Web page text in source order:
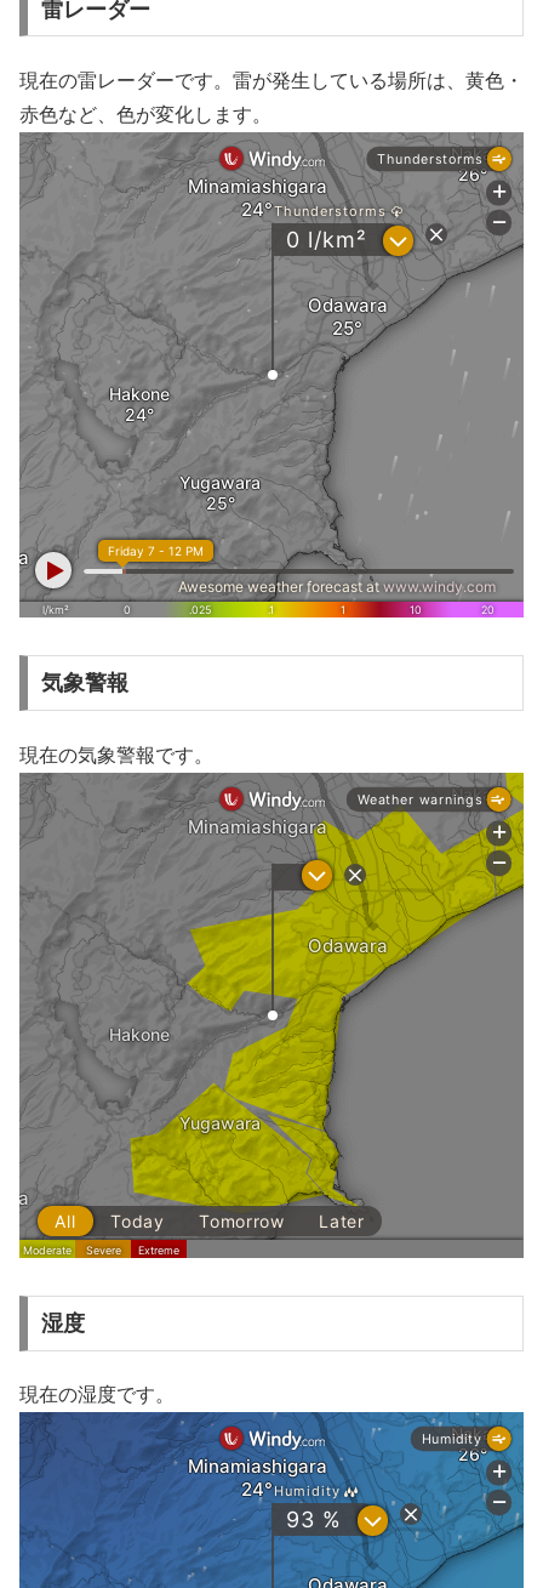
雷レーダー
現在の雷レーダーです。雷が発生している場所は、黄色・
赤色など、色が変化します。
気象警報
現在の気象警報です。
湿度
現在の湿度です。